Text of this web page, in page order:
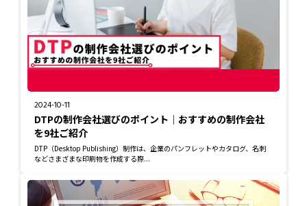
2024-10-11
DTPの制作会社選びのポイント｜おすすめの制作会社
を9社ご紹介
DTP（Desktop Publishing）制作は、企業のパンフレットやカタログ、名刺
などさまざまな印刷物を作成する際...